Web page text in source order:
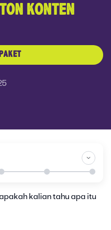
KONTEN
kalian tahu apa itu